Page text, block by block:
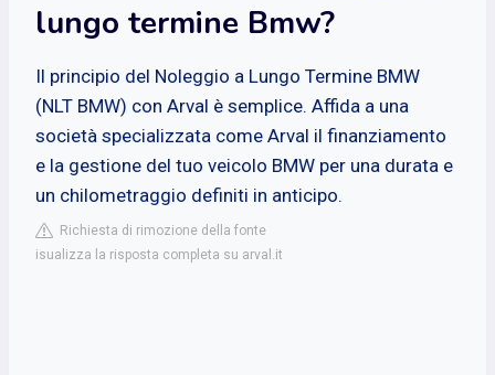
lungo termine Bmw?
Il principio del Noleggio a Lungo Termine BMW
(NLT BMW) con Arval è semplice. Affida a una
società specializzata come Arval il finanziamento
e la gestione del tuo veicolo BMW per una durata e
un chilometraggio definiti in anticipo.
Richiesta di rimozione della fonte
isualizza la risposta completa su arval.it